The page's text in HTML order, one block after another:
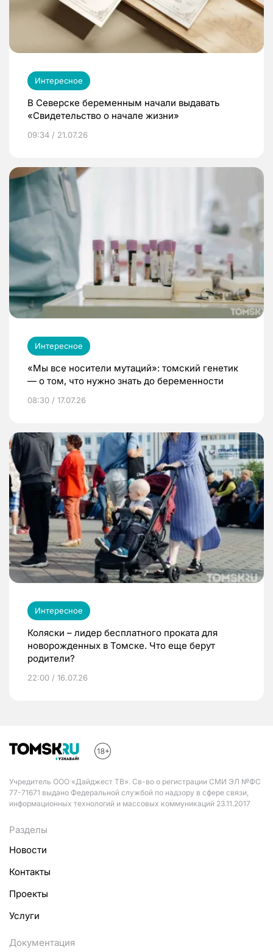
Интересное
В Северске беременным начали выдавать
«Свидетельство о начале жизни»
09:34 / 21.07.26
Интересное
«Мы все носители мутаций»: томский генетик
— о том, что нужно знать до беременности
08:30 / 17.07.26
Интересное
Коляски – лидер бесплатного проката для
новорожденных в Томске. Что еще берут
родители?
22:00 / 16.07.26
Учредитель ООО «Дайджест ТВ». Св-во о регистрации СМИ ЭЛ №ФС
77-71671 выдано Федеральной службой по надзору в сфере связи,
информационных технологий и массовых коммуникаций 23.11.2017
Разделы
Новости
Контакты
Проекты
Услуги
Документация